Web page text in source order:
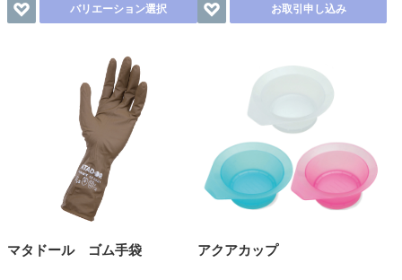
バリエーション選択 お取引申し込み
マタドール ゴム手袋 アクアカップ